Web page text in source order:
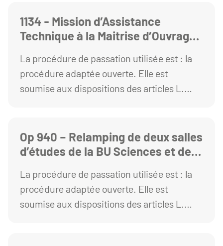
1134 - Mission d’Assistance
Technique à la Maitrise d’Ouvrage
Foot Synthétique et Création d’un
terrain de Padel– Site PONCILLON
La procédure de passation utilisée est : la
procédure adaptée ouverte. Elle est
soumise aux dispositions des articles L.
Op 940 – Relamping de deux salles
d’études de la BU Sciences et des
bâtiment Mathématiques
La procédure de passation utilisée est : la
procédure adaptée ouverte. Elle est
soumise aux dispositions des articles L.